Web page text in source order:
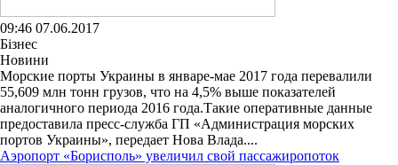
09:46 07.06.2017
Бізнес
Новини
Морские порты Украины в январе-мае 2017 года перевалили
55,609 млн тонн грузов, что на 4,5% выше показателей
аналогичного периода 2016 года.Такие оперативные данные
предоставила пресс-служба ГП «Администрация морских
портов Украины», передает Нова Влада....
Аэропорт «Борисполь» увеличил свой пассажиропоток